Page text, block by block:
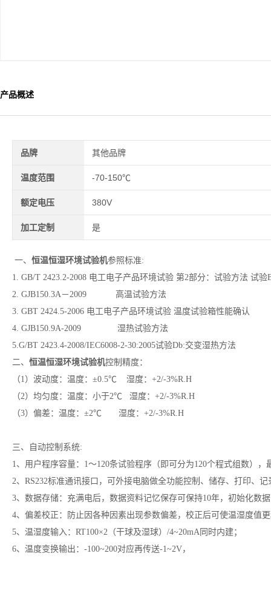
产品概述
品牌 其他品牌
温度范围 -70-150℃
额定电压 380V
加工定制 是
一、 恒温恒湿环境试验机参照标准:
1. GB/T 2423.2-2008 电工电子产品环境试验 第2部分：试验方法 试验
2. GJB150.3A－2009 高温试验方法
3. GBT 2424.5-2006 电工电子产品环境试验 温度试验箱性能确认
4. GJB150.9A-2009 湿热试验方法
5.G/BT 2423.4-2008/IEC6008-2-30:2005试验Db:交变湿热方法
二、 恒温恒湿环境试验机控制精度：
（1）波动度：温度：±0.5℃ 湿度：+2/-3%R.H
（2）均匀度：温度：小于2℃ 湿度：+2/-3%R.H
（3）偏差：温度：±2℃ 湿度：+2/-3%R.H
三、自动控制系统:
1、用户程序容量：1～120条试验程序（即可分为120个程式组数）
2、RS232标准通讯接口，可外接电脑做全功能控制、储存、打印、记
3、数据存储：充满电后，数据资料记忆保存可保持10年，初始化数
4、偏差校正：防止因各种因素出现参数偏差，校正后可使温湿度值
5、温湿度输入：RT100×2（干球及湿球）/4~20mA同时内建；
6、温度变换输出：-100~200对应再传送-1~2V，